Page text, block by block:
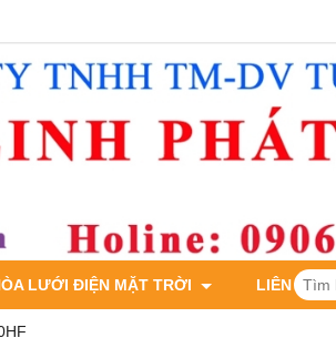
LƯỚI ĐIỆN MẶT TRỜI LIÊN HỆ